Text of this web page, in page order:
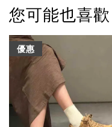
您可能也喜歡
優惠